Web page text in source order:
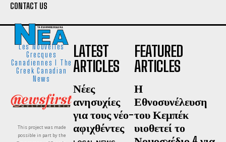
CONTACT US
Les Nouvelles
Grecques
Canadiennes I The
Greek Canadian
News
This project was made
possible in part by the
LATEST
ARTICLES
Νέες
ανησυχίες
για τους νέο-
αφιχθέντες
FEATURED
ARTICLES
Η
Εθνοσυνέλευση
του Κεμπέκ
υιοθετεί το